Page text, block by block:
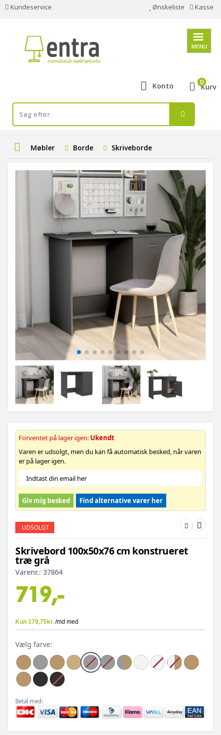
Kundeservice Ønskeliste Kasse
MENU
Konto Kurv
0
Møbler Borde Skriveborde
Forventet på lager igen: Ukendt
Varen er udsolgt, men du kan få automatisk besked, når varen
er på lager igen.
Giv mig besked Find alternative varer her
UDSOLGT
Skrivebord 100x50x76 cm konstrueret
træ grå
Varenr.: 37864
719,-
Vælg farve:
Betal med: